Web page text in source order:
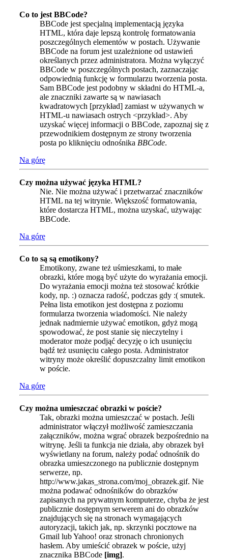
Co to jest BBCode?
BBCode jest specjalną implementacją języka
HTML, która daje lepszą kontrolę formatowania
poszczególnych elementów w postach. Używanie
BBCode na forum jest uzależnione od ustawień
określanych przez administratora. Można wyłączyć
BBCode w poszczególnych postach, zaznaczając
odpowiednią funkcję w formularzu tworzenia posta.
Sam BBCode jest podobny w składni do HTML-a,
ale znaczniki zawarte są w nawiasach
kwadratowych [przykład] zamiast w używanych w
HTML-u nawiasach ostrych <przykład>. Aby
uzyskać więcej informacji o BBCode, zapoznaj się z
przewodnikiem dostępnym ze strony tworzenia
posta po kliknięciu odnośnika BBCode.
Na górę
Czy można używać języka HTML?
Nie. Nie można używać i przetwarzać znaczników
HTML na tej witrynie. Większość formatowania,
które dostarcza HTML, można uzyskać, używając
BBCode.
Na górę
Co to są są emotikony?
Emotikony, zwane też uśmieszkami, to małe
obrazki, które mogą być użyte do wyrażania emocji.
Do wyrażania emocji można też stosować krótkie
kody, np. :) oznacza radość, podczas gdy :( smutek.
Pełna lista emotikon jest dostępna z poziomu
formularza tworzenia wiadomości. Nie należy
jednak nadmiernie używać emotikon, gdyż mogą
spowodować, że post stanie się nieczytelny i
moderator może podjąć decyzję o ich usunięciu
bądź też usunięciu całego posta. Administrator
witryny może określić dopuszczalny limit emotikon
w poście.
Na górę
Czy można umieszczać obrazki w poście?
Tak, obrazki można umieszczać w postach. Jeśli
administrator włączył możliwość zamieszczania
załączników, można wgrać obrazek bezpośrednio na
witrynę. Jeśli ta funkcja nie działa, aby obrazek był
wyświetlany na forum, należy podać odnośnik do
obrazka umieszczonego na publicznie dostępnym
serwerze, np.
http://www.jakas_strona.com/moj_obrazek.gif. Nie
można podawać odnośników do obrazków
zapisanych na prywatnym komputerze, chyba że jest
publicznie dostępnym serwerem ani do obrazków
znajdujących się na stronach wymagających
autoryzacji, takich jak, np. skrzynki pocztowe na
Gmail lub Yahoo! oraz stronach chronionych
hasłem. Aby umieścić obrazek w poście, użyj
znacznika BBCode [img].